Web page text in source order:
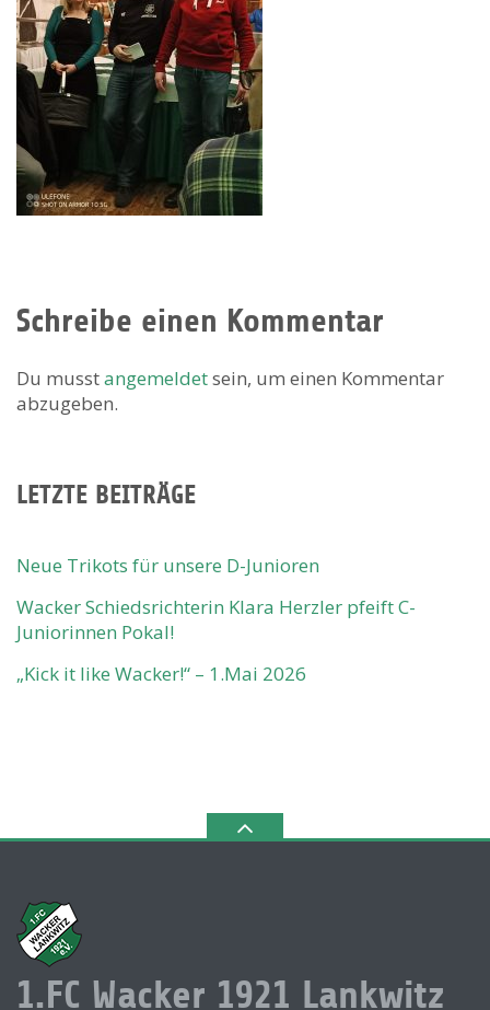
Schreibe einen Kommentar
Du musstangemeldetsein, um einen Kommentar
abzugeben.
LETZTE BEITRÄGE
Neue Trikots für unsere D-Junioren
Wacker Schiedsrichterin Klara Herzler pfeift C-
Juniorinnen Pokal!
„Kick it like Wacker!“ – 1.Mai 2026
1.FC Wacker 1921 Lankwitz